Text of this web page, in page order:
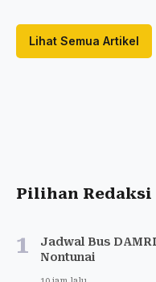
Lihat Semua Artikel
Pilihan Redaksi
1
Jadwal Bus
Nontunai